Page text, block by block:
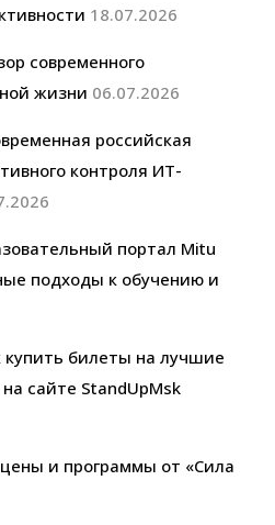
18.07.2026
современного
жизни 06.07.2026
российская
контроля ИТ-
портал Mitu
подходы к обучению и
купить билеты на лучшие
сайте StandUpMsk
и программы от «Сила